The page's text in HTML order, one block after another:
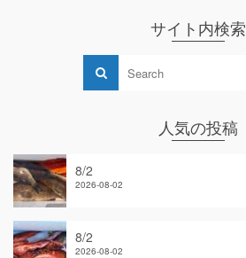
サイト内検索
人気の投稿
8/2
2026-08-02
8/2
2026-08-02